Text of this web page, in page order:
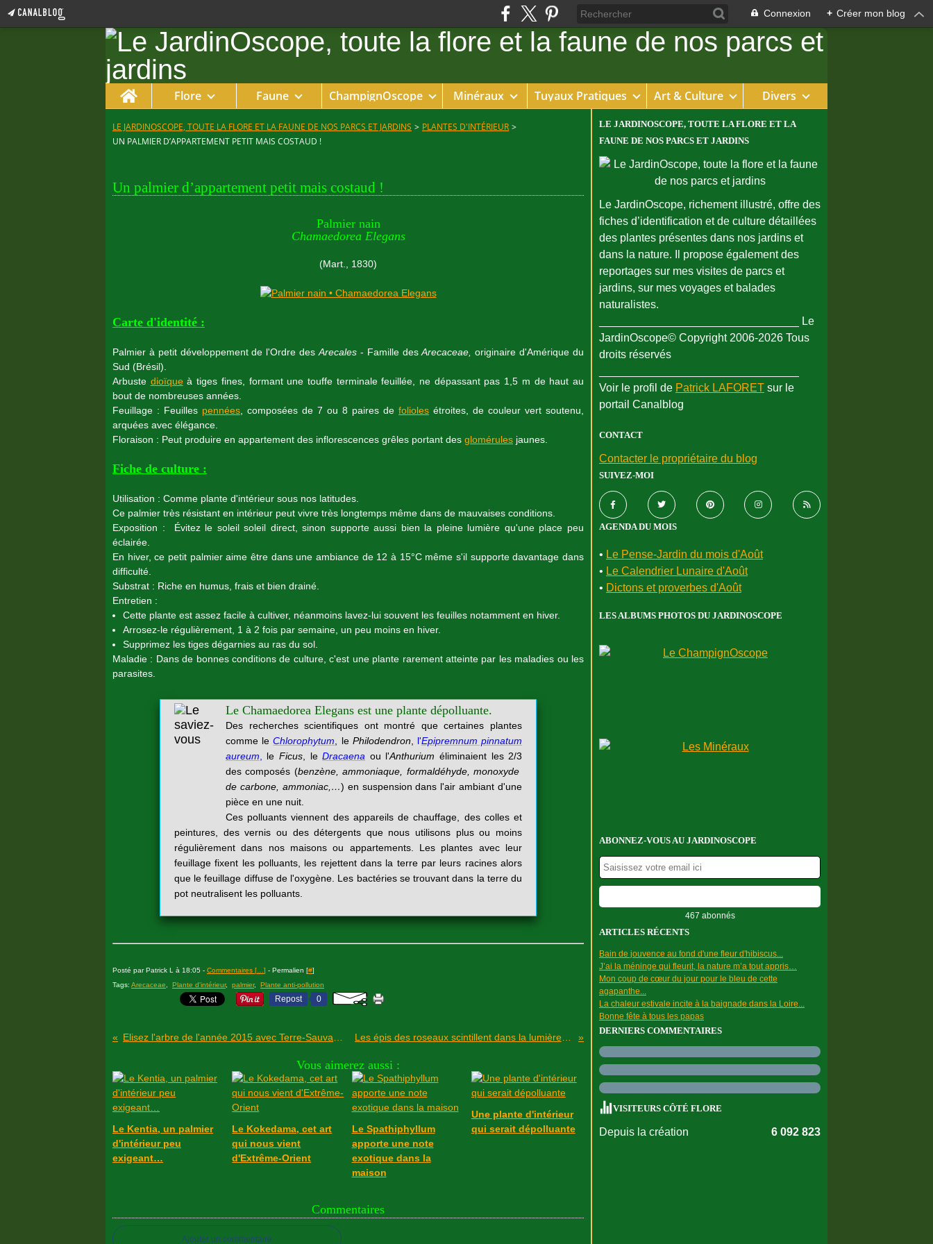
Connexion + Créer mon blog
Home Flore Faune ChampignOscope Minéraux Tuyaux Pratiques Art & Culture Divers
LE JARDINOSCOPE, TOUTE LA FLORE ET LA FAUNE DE NOS PARCS ET JARDINS > PLANTES D'INTÉRIEUR >
UN PALMIER D’APPARTEMENT PETIT MAIS COSTAUD !
Un palmier d’appartement petit mais costaud !
Palmier nain
Chamaedorea Elegans
(Mart., 1830)
Carte d'identité :
Palmier à petit développement de l'Ordre des Arecales - Famille desArecaceae,originaire d'Amérique du
Sud (Brésil).
Arbuste dioïqueà tiges fines, formant une touffe terminale feuillée, ne dépassant pas 1,5 m de haut au
bout de nombreuses années.
Feuillage : Feuilles pennées , composées de 7 ou 8 paires de folioles étroites, de couleur vert soutenu,
arquées avec élégance.
Floraison : Peut produire en appartement des inflorescences grêles portant des glomérules jaunes.
Fiche de culture :
Utilisation : Comme plante d'intérieur sous nos latitudes.
Ce palmier très résistant en intérieur peut vivre très longtemps même dans de mauvaises conditions.
Exposition : Évitez le soleil soleil direct, sinon supporte aussi bien la pleine lumière qu'une place peu
éclairée.
En hiver, ce petit palmier aime être dans une ambiance de 12 à 15°C même s'il supporte davantage dans
difficulté.
Substrat : Riche en humus, frais et bien drainé.
Entretien :
Cette plante est assez facile à cultiver, néanmoins lavez-lui souvent les feuilles notamment en hiver.
Arrosez-le régulièrement, 1 à 2 fois par semaine, un peu moins en hiver.
Supprimez les tiges dégarnies au ras du sol.
Maladie : Dans de bonnes conditions de culture, c'est une plante rarement atteinte par les maladies ou les
parasites.
Le Chamaedorea Elegans est une plante dépolluante.
Des recherches scientifiques ont montré que certaines plantes
comme leChlorophytum , le Philodendron l'Epipremnum pinnatum
aureum
leFicus , leDracaena ou l'Anthurium éliminaient les 2/3
des composés (benzène, ammoniaque, formaldéhyde, monoxyde
de carbone, ammoniac,…) en suspension dans l'air ambiant d'une
pièce en une nuit.
Ces polluants viennent des appareils de chauffage, des colles et
peintures, des vernis ou des détergents que nous utilisons plus ou moins
régulièrement dans nos maisons ou appartements. Les plantes avec leur
feuillage fixent les polluants, les rejettent dans la terre par leurs racines alors
que le feuillage diffuse de l'oxygène. Les bactéries se trouvant dans la terre du
pot neutralisent les polluants.
Posté par Patrick L à 18:05 - Commentaires [ ] - Permalien [#]
Tags: Arecaceae Plante d'intérieur, palmier, Plante anti-pollution
Repost 0
Les épis des roseaux scintillent dans la lumière printanière
Vous aimerez aussi :
Le Kentia, un palmier
d'intérieur peu
exigeant…
Le Kokedama, cet art
qui nous vient
d'Extrême-Orient
Le Spathiphyllum
apporte une note
exotique dans la
maison
Une plante d'intérieur
qui serait dépolluante
Commentaires
Ajouter un commentaire
LE JARDINOSCOPE, TOUTE LA FLORE ET LA
FAUNE DE NOS PARCS ET JARDINS
Le JardinOscope, richement illustré, offre des
fiches d’identification et de culture détaillées
des plantes présentes dans nos jardins et
dans la nature. Il propose également des
reportages sur mes visites de parcs et
jardins, sur mes voyages et balades
naturalistes.
________________________________ Le
JardinOscope© Copyright 2006-2026 Tous
droits réservés
Voir le profil de Patrick LAFORET sur le
portail Canalblog
CONTACT
Contacter le propriétaire du blog
SUIVEZ-MOI
AGENDA DU MOIS
• Le Pense-Jardin du mois d'Août
• Le Calendrier Lunaire d'Août
• Dictons et proverbes d'Août
LES ALBUMS PHOTOS DU JARDINOSCOPE
ABONNEZ-VOUS AU JARDINOSCOPE
467 abonnés
ARTICLES RÉCENTS
Bain de jouvence au fond d'une fleur d'hibiscus...
J’ai la méninge qui fleurit, la nature m’a tout appris…
Mon coup de cœur du jour pour le bleu de cette
agapanthe...
La chaleur estivale incite à la baignade dans la Loire...
Bonne fête à tous les papas
DERNIERS COMMENTAIRES
VISITEURS CÔTÉ FLORE
Depuis la création 6 092 823